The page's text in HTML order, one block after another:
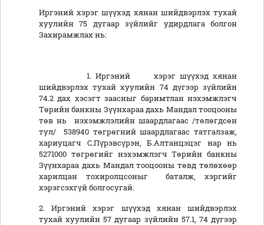
Иргэний хэрэг шүүхэд хянан шийдвэрлэх тухай
хуулийн 75 дугаар зүйлийг удирдлага болгон
Захирамжлах нь:
1. Иргэний хэрэг шүүхэд хянан
шийдвэрлэх тухай хуулийн 74 дүгээр зүйлийн
74.2 дах хэсэгт заасныг баримтлан нэхэмжлэгч
Төрийн банкны Зүүнхараа дахь Мандал тооцооны
төв нь нэхэмжлэлийн шаардлагаас /төлөгдсөн
тул/ 538940 төгрөгний шаардлагаас татгалзаж,
хариуцагч С.Пүрэвсүрэн, Б.Алтанцэцэг нар нь
5271000 төгрөгийг нэхэмжлэгч Төрийн банкны
Зүүнхараа дахь Мандал тооцооны төвд төлөхөөр
харилцан тохиролцсоныг баталж, хэргийг
хэрэгсэхгүй болгосугай.
2. Иргэний хэрэг шүүхэд хянан шийдвэрлэх
тухай хуулийн 57 дугаар зүйлийн 57.1, 74 дүгээр